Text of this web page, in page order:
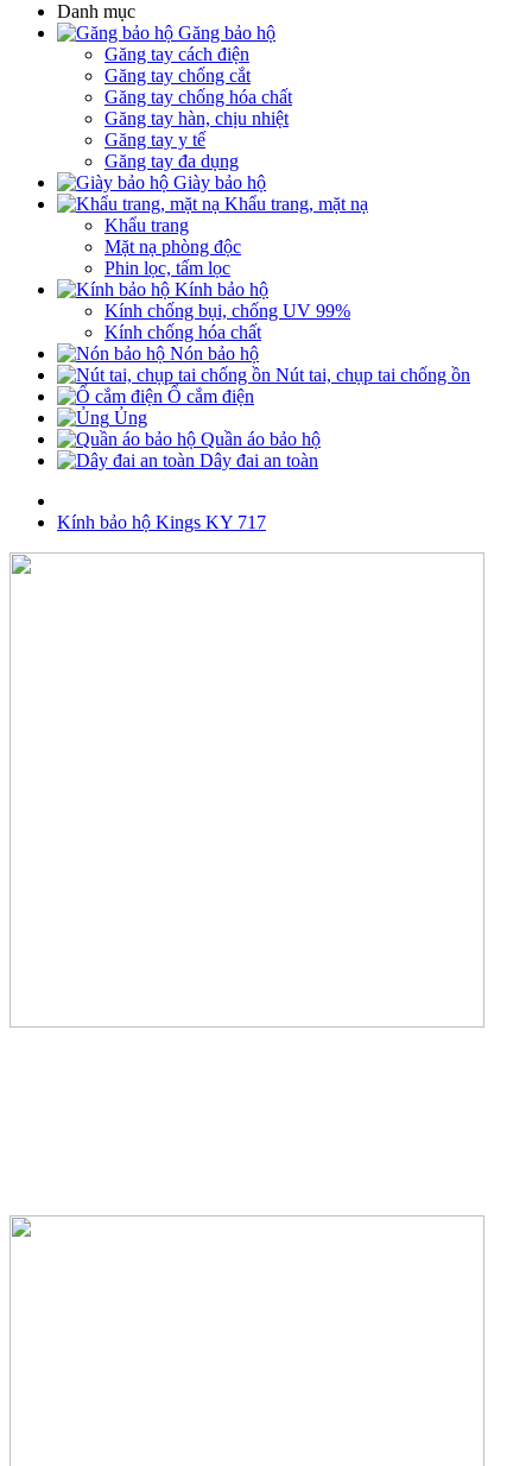
Danh mục
Găng bảo hộ
Găng tay cách điện
Găng tay chống cắt
Găng tay chống hóa chất
Găng tay hàn, chịu nhiệt
Găng tay y tế
Găng tay đa dụng
Giày bảo hộ
Khẩu trang, mặt nạ
Khẩu trang
Mặt nạ phòng độc
Phin lọc, tấm lọc
Kính bảo hộ
Kính chống bụi, chống UV 99%
Kính chống hóa chất
Nón bảo hộ
Nút tai, chụp tai chống ồn
Ổ cắm điện
Ủng
Quần áo bảo hộ
Dây đai an toàn
Kính bảo hộ Kings KY 717